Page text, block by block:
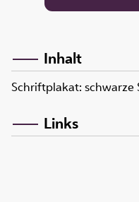
Inhalt
Schriftplakat:
Links